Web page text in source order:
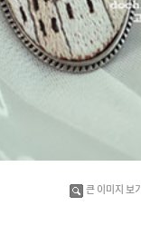
큰 이미지 보기